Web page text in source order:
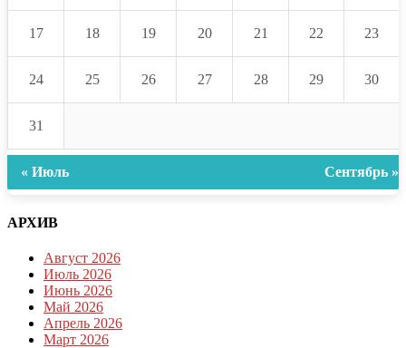
17 18 19 20 21 22 23
24 25 26 27 28 29 30
31
« Июль Сентябрь »
АРХИВ
Август 2026
Июль 2026
Июнь 2026
Май 2026
Апрель 2026
Март 2026